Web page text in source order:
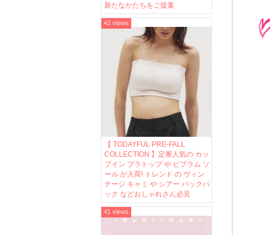
新たなかたちをご提案
【 TODAYFUL PRE-FALL
COLLECTION 】定番人気の カッ
プイン ブラトップ や ビブラム ソ
ール が入荷! トレンド の ヴィン
テージ キャミ や シアー バックパ
ック などおしゃれさん必見
42 views
41 views